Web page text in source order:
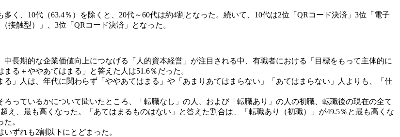
く、10代（63.4％）を除くと、20代～60代は約4割となった。続いて、10代は2位「QRコード決済」3位「電子
接触型）」、3位「QRコード決済」となった。
長期的な企業価値向上につなげる「人的資本経営」が注目される中、有職者における「目標をもって主体的に
る＋ややあてはまる」と答えた人は51.6％だった。
」人は、年代に関わらず「ややあてはまる」や「あまりあてはまらない」「あてはまらない」人よりも、「仕
っているかについて聞いたところ、「転職なし」の人、および「転職あり」の人の初職、転職後の現在の全て
え、最も高くなった。「あてはまるものはない」と答えた割合は、「転職あり（初職）」が49.5％と最も高くな
た。
ずれも2割以下にとどまった。